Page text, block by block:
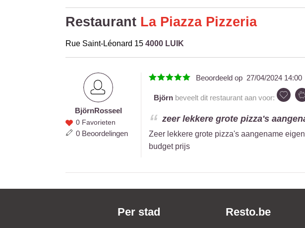
Restaurant La Piazza Pizzeria
Rue Saint-Léonard 15 4000 LUIK
Björn
Rosseel
BjörnRosseel
0 Favorieten
0 Beoordelingen
Beoordeeld op 27/04/2024 14:00
Björn beveelt dit restaurant aan voor:
zeer lekkere grote pizza's
Zeer lekkere grote pizza's aangename
budget prijs
Per stad Resto.be